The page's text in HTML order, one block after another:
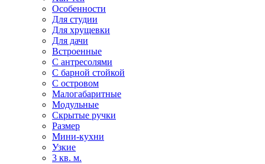
Особенности
Для студии
Для хрущевки
Для дачи
Встроенные
С антресолями
С барной стойкой
С островом
Малогабаритные
Модульные
Скрытые ручки
Размер
Мини-кухни
Узкие
3 кв. м.